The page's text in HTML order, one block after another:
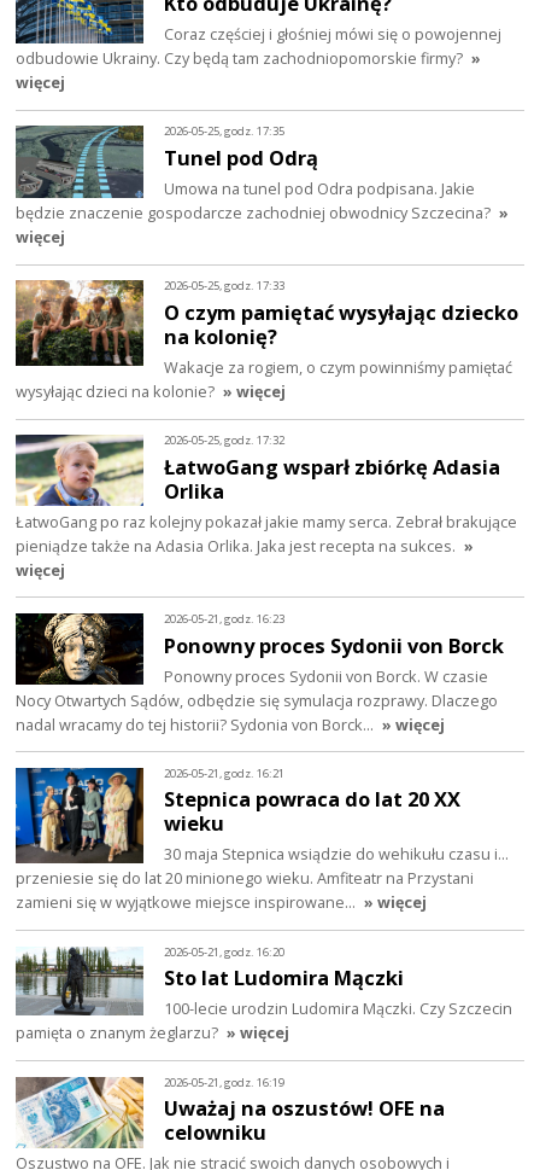
Coraz częściej i głośniej mówi się o powojennej
odbudowie Ukrainy. Czy będą tam zachodniopomorskie firmy? »
więcej
2026-05-25, godz. 17:35
Tunel pod Odrą
Umowa na tunel pod Odra podpisana. Jakie
będzie znaczenie gospodarcze zachodniej obwodnicy Szczecina? »
więcej
2026-05-25, godz. 17:33
O czym pamiętać wysyłając dziecko
na kolonię?
Wakacje za rogiem, o czym powinniśmy pamiętać
wysyłając dzieci na kolonie? » więcej
2026-05-25, godz. 17:32
ŁatwoGang wsparł zbiórkę Adasia
Orlika
ŁatwoGang po raz kolejny pokazał jakie mamy serca. Zebrał brakujące
pieniądze także na Adasia Orlika. Jaka jest recepta na sukces. »
więcej
2026-05-21, godz. 16:23
Ponowny proces Sydonii von Borck
Ponowny proces Sydonii von Borck. W czasie
Nocy Otwartych Sądów, odbędzie się symulacja rozprawy. Dlaczego
nadal wracamy do tej historii? Sydonia von Borck… » więcej
2026-05-21, godz. 16:21
Stepnica powraca do lat 20 XX
wieku
30 maja Stepnica wsiądzie do wehikułu czasu i…
przeniesie się do lat 20 minionego wieku. Amfiteatr na Przystani
zamieni się w wyjątkowe miejsce inspirowane… » więcej
2026-05-21, godz. 16:20
Sto lat Ludomira Mączki
100-lecie urodzin Ludomira Mączki. Czy Szczecin
pamięta o znanym żeglarzu? » więcej
2026-05-21, godz. 16:19
Uważaj na oszustów! OFE na
celowniku
Oszustwo na OFE. Jak nie stracić swoich danych osobowych i